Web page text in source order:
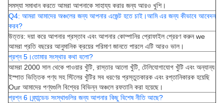
সমস্যা সমাধান করতে আমরা আপনাকে সাহায্য করার জন্য আরও খুশি।
Q4: আমরা আমাদের অঞ্চলের জন্য আপনার এজেন্ট হতে চাই।আমি এর জন্য কীভাবে আবেদন
করব?
উত্তর: দয়া করে আপনার প্রস্তাব এবং আপনার কোম্পানির প্রোফাইল প্রেরণ করুন we
আমরা প্রতি বছরের আনুমানিক ক্রয়ের পরিমাণ জানতে পারলে এটি আরও ভাল।
প্রশ্ন 5।তোমার সংস্থার কথা বলো?
আমরা 2000 সাল থেকে পাওয়ার খুঁটি, রাস্তার আলো খুঁটি, টেলিযোগাযোগ খুঁটি এবং অন্যান্য
ইস্পাত ভিত্তিক পণ্য সহ স্টিলের খুঁটির সব ধরণের প্রস্তুতকারক এবং রপ্তানিকারক হয়েছি
Our আমাদের পণ্যগুলি বিশ্বের বিভিন্ন অঞ্চলে রফতানি করা হয়েছে।
প্রশ্ন 6।ব্র্যান্ডেড সংস্থাগুলির জন্য আপনার কিছু বিশেষ নীতি আছে?